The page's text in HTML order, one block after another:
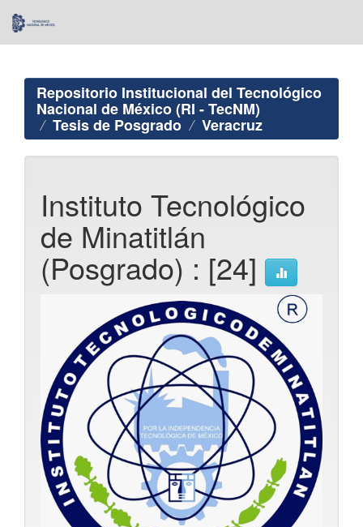
navigation
Repositorio Institucional del Tecnológico
Nacional de México (RI - TecNM)
Tesis de Posgrado Veracruz
Instituto Tecnológico
de Minatitlán
(Posgrado) : [24]